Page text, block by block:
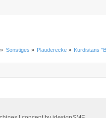
» Sonstiges » Plauderecke» Kurdistans